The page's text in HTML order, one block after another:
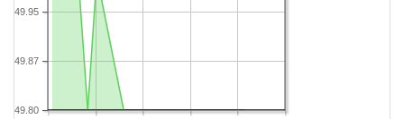
49.80
49.87
49.95